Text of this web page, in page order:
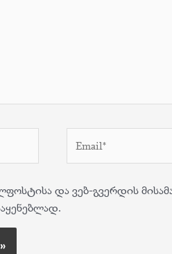
და ვებ-გვერდის